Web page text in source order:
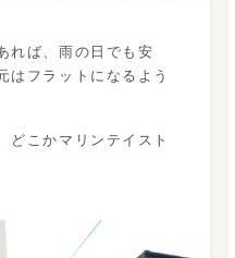
れば、雨の日でも安
はフラットになるよう
どこかマリンテイスト